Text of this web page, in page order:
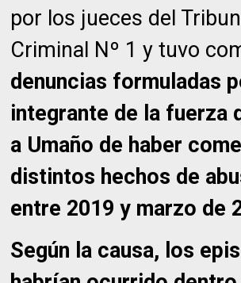
por los jueces del
Criminal Nº 1 y tuvo
denuncias formuladas
integrante de la fuerza
a Umaño de haber
distintos hechos de
entre 2019 y marzo de
Según la causa, los